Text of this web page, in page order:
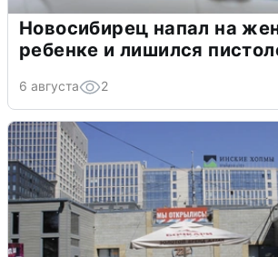
Новосибирец напал на
ребенке и лишился
6 августа 2